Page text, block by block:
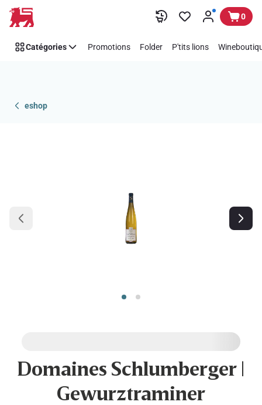
Passer 0
Catégories Promotions Folder P'tits lions
eshop
Domaines Schlumberger |
Gewurztraminer